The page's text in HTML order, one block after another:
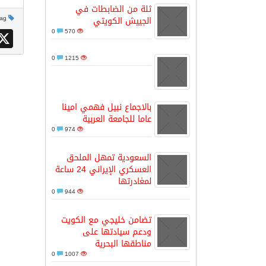
مدينة الملك سلمان للطاقة
كسوة الكعبة تعتلي البيت العتيق
“سبيس إكس” تطلق 24 قمرًا صناعيًا جديدًا إلى الفضاء
ثلة من الضابطات في
الجييش الكويتي
570
1215
بالاجماع نبيل فهمي امينا
عاما للجامعة العربية
974
السعودية تمهل الملحق
العسكري الإيراني 24 ساعة
لمغادرتها
944
تضامن خليجي مع الكويت
ودعم سيادتها على
مناطقها البحرية
1007
X